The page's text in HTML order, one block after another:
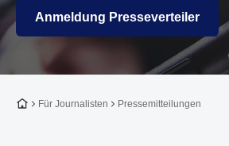
Anmeldung Presseverteiler
Zur Startseite
Für Journalisten Pressemitteilungen